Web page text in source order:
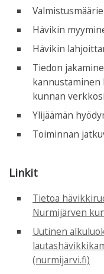
Hävikin
Hävikin
Tiedon
kannustaminen
kunnan
Ylijäämän
Toiminnan
Linkit
Tietoa
Nurmijärven
Uutinen
(nurmijarvi.fi)